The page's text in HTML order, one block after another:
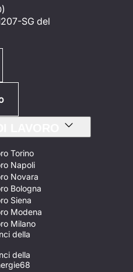
SG del
Torino
Napoli
Novara
Bologna
Siena
Modena
Milano
della
della